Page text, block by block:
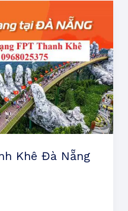
Khê Đà Nẵng